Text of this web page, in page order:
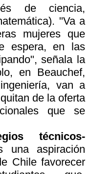
de ciencia,
"Va a
mujeres que
espera, en las
señala la
en Beauchef,
van a
de la oferta
que se
técnicos-
una aspiración
Chile favorecer